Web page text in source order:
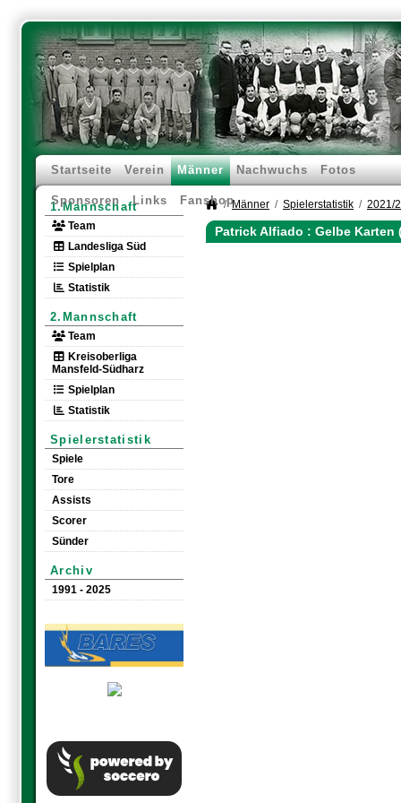
Startseite Verein Männer Nachwuchs Fotos
Sponsoren Links Fanshop
1.Mannschaft
Team
Landesliga Süd
Spielplan
Statistik
2.Mannschaft
Team
Kreisoberliga
Mansfeld-Südharz
Spielplan
Statistik
Spielerstatistik
Spiele
Tore
Assists
Scorer
Sünder
Archiv
1991 - 2025
Männer Spielerstatistik 2021/
Patrick Alfiado : Gelbe Karten